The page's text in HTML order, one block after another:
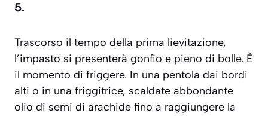
5.
Trascorso il tempo della prima lievitazione,
l’impasto si presenterà gonfio e pieno di bolle. È
il momento di friggere. In una pentola dai bordi
alti o in una friggitrice, scaldate abbondante
olio di semi di arachide fino a raggiungere la